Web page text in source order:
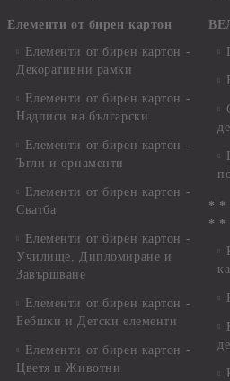
Елементи от бирен картон
Елементи от бирен картон -
Декоративни рамки
Елементи от бирен картон -
Надписи на български
Елементи от бирен картон -
Ъгли и орнаменти
Елементи от бирен картон -
Сватба
Елементи от бирен картон -
Училище, Дипломиране и
Завършване
Елементи от бирен картон -
Бебшки и Детски елементи
Елементи от бирен картон -
Цветя и Животни
* *
* *